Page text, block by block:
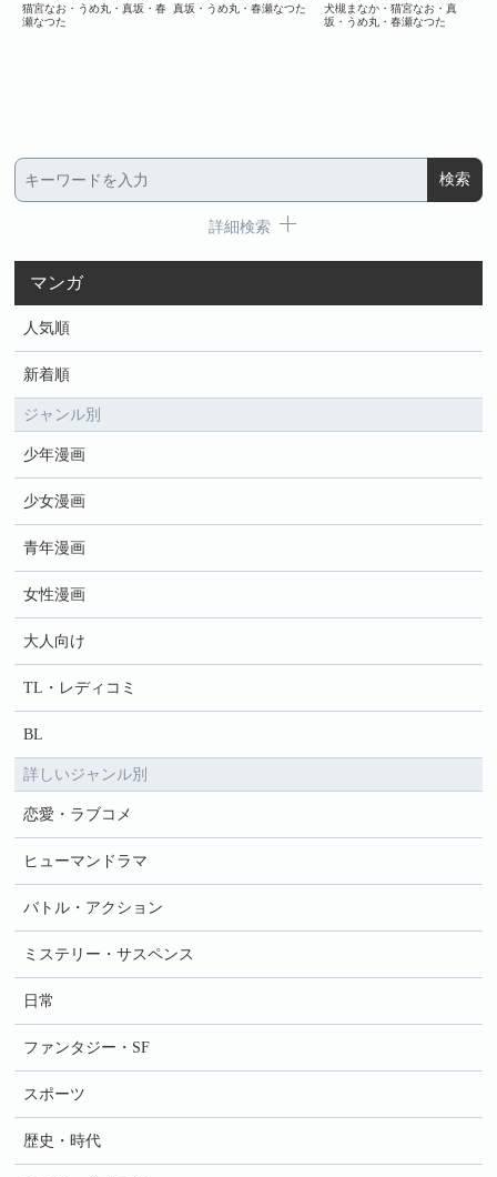
猫宮なお・うめ丸・真坂・春
瀬なつた
真坂・うめ丸・春瀬なつた
犬槻まなか・猫宮なお・真
坂・うめ丸・春瀬なつた
詳細検索
マンガ
人気順
新着順
ジャンル別
少年漫画
少女漫画
青年漫画
女性漫画
大人向け
TL・レディコミ
BL
詳しいジャンル別
恋愛・ラブコメ
ヒューマンドラマ
バトル・アクション
ミステリー・サスペンス
日常
ファンタジー・SF
スポーツ
歴史・時代